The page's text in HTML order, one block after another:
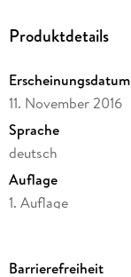
Produktdetails
Erscheinungsdatum
11. November 2016
Sprache
deutsch
Auflage
1. Auflage
Barrierefreiheit